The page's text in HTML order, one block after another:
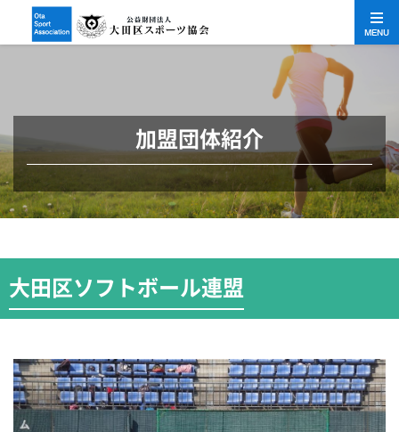
MENU
加盟団体紹介
大田区ソフトボール連盟